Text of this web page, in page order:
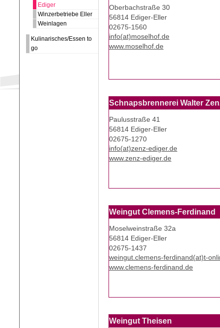
Ediger
Winzerbetriebe Eller
Weinlagen
Kulinarisches/Essen to
go
Oberbachstraße 30
56814 Ediger-Eller
02675-1560
info(at)moselhof.de
www.moselhof.de
Schnapsbrennerei Walter
Paulusstraße 41
56814 Ediger-Eller
02675-1270
info(at)zenz-ediger.de
www.zenz-ediger.de
Weingut Clemens-Ferdinand
Moselweinstraße 32a
56814 Ediger-Eller
02675-1437
weingut.clemens-ferdinand(at)t-
www.clemens-ferdinand.de
Weingut Theisen